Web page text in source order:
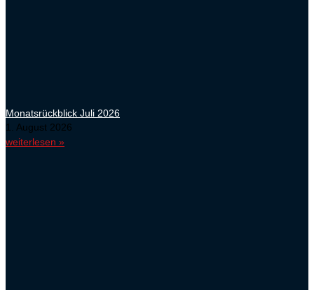
Monatsrückblick Juli 2026
1. August 2026
weiterlesen »